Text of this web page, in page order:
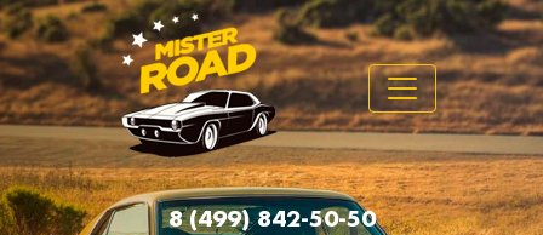
8 (499) 842-50-50